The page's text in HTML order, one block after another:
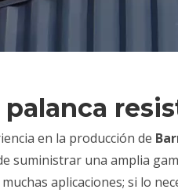
palanca
en la producción de
suministrar una amplia
aplicaciones; si lo